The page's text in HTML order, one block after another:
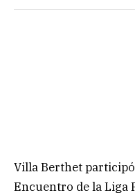
Villa Berthet
Encuentro de la Liga